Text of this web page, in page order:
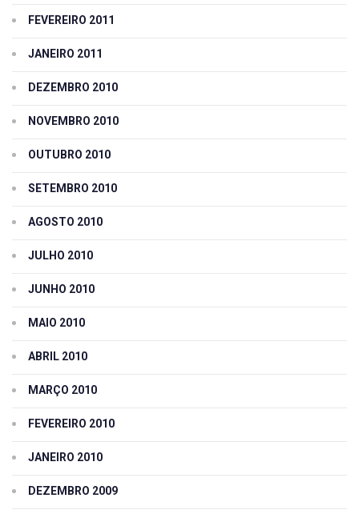
FEVEREIRO 2011
JANEIRO 2011
DEZEMBRO 2010
NOVEMBRO 2010
OUTUBRO 2010
SETEMBRO 2010
AGOSTO 2010
JULHO 2010
JUNHO 2010
MAIO 2010
ABRIL 2010
MARÇO 2010
FEVEREIRO 2010
JANEIRO 2010
DEZEMBRO 2009